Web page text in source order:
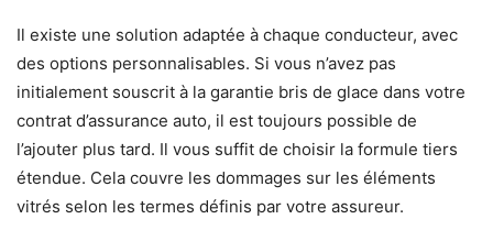
Il existe une solution adaptée à chaque conducteur, avec
des options personnalisables. Si vous n’avez pas
initialement souscrit à la garantie bris de glace dans votre
contrat d’assurance auto, il est toujours possible de
l’ajouter plus tard. Il vous suffit de choisir la formule tiers
étendue. Cela couvre les dommages sur les éléments
vitrés selon les termes définis par votre assureur.